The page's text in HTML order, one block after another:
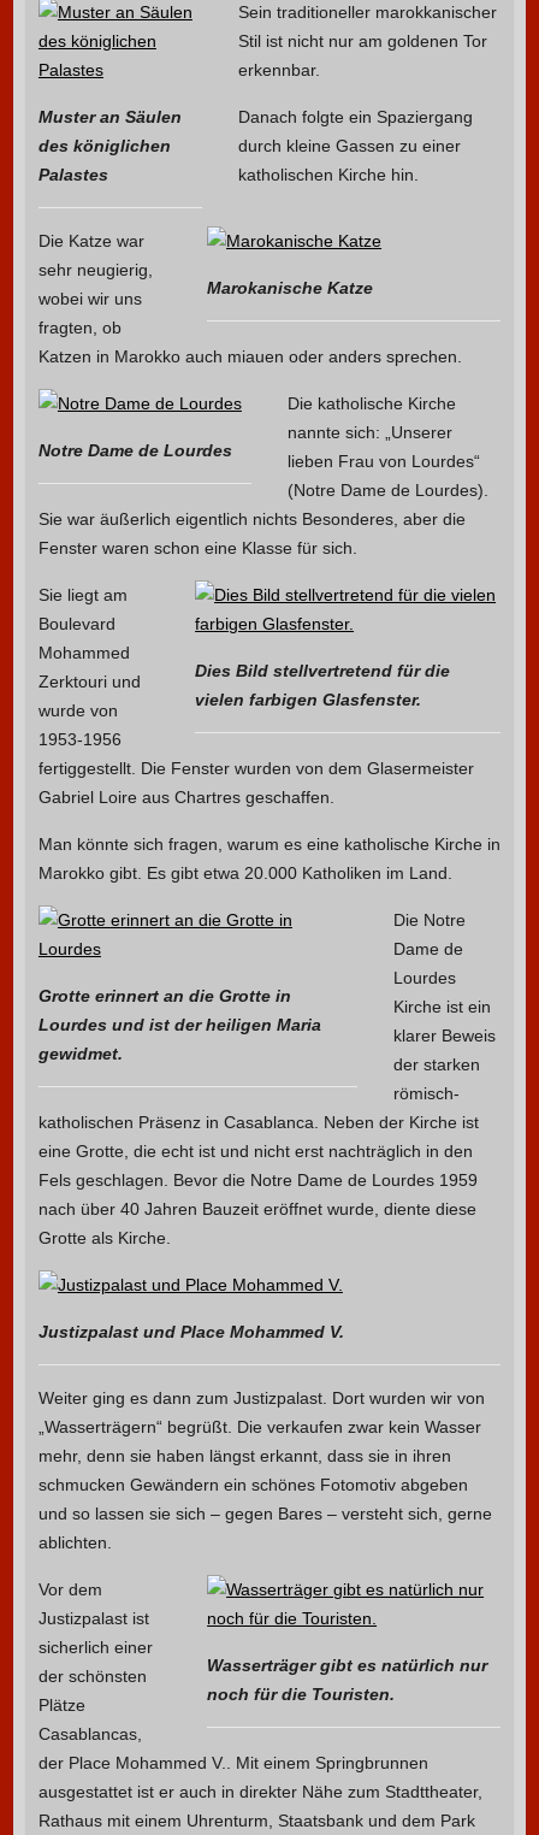
Muster an Säulen
des königlichen
Palastes
Sein traditioneller marokkanischer
Stil ist nicht nur am goldenen Tor
erkennbar.
Danach folgte ein Spaziergang
durch kleine Gassen zu einer
katholischen Kirche hin.
Marokanische Katze
Die Katze war
sehr neugierig,
wobei wir uns
fragten, ob
Katzen in Marokko auch miauen oder anders sprechen.
Notre Dame de Lourdes
Die katholische Kirche
nannte sich: „Unserer
lieben Frau von Lourdes“
(Notre Dame de Lourdes).
Sie war äußerlich eigentlich nichts Besonderes, aber die
Fenster waren schon eine Klasse für sich.
Dies Bild stellvertretend für die
vielen farbigen Glasfenster.
Sie liegt am
Boulevard
Mohammed
Zerktouri und
wurde von
1953-1956
fertiggestellt. Die Fenster wurden von dem Glasermeister
Gabriel Loire aus Chartres geschaffen.
Man könnte sich fragen, warum es eine katholische Kirche in
Marokko gibt. Es gibt etwa 20.000 Katholiken im Land.
Grotte erinnert an die Grotte in
Lourdes und ist der heiligen Maria
gewidmet.
Die Notre
Dame de
Lourdes
Kirche ist ein
klarer Beweis
der starken
römisch-
katholischen Präsenz in Casablanca. Neben der Kirche ist
eine Grotte, die echt ist und nicht erst nachträglich in den
Fels geschlagen. Bevor die Notre Dame de Lourdes 1959
nach über 40 Jahren Bauzeit eröffnet wurde, diente diese
Grotte als Kirche.
Justizpalast und Place Mohammed V.
Weiter ging es dann zum Justizpalast. Dort wurden wir von
„Wasserträgern“ begrüßt. Die verkaufen zwar kein Wasser
mehr, denn sie haben längst erkannt, dass sie in ihren
schmucken Gewändern ein schönes Fotomotiv abgeben
und so lassen sie sich – gegen Bares – versteht sich, gerne
ablichten.
Wasserträger gibt es natürlich nur
noch für die Touristen.
Vor dem
Justizpalast ist
sicherlich einer
der schönsten
Plätze
Casablancas,
der Place Mohammed V.. Mit einem Springbrunnen
ausgestattet ist er auch in direkter Nähe zum Stadttheater,
Rathaus mit einem Uhrenturm, Staatsbank und dem Park